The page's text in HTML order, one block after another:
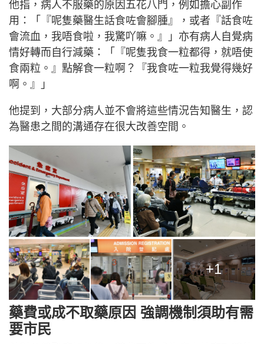
他指，病人不服藥的原因五花八門，例如擔心副作
用：「『呢隻藥醫生話食咗會腳腫』，或者『話食咗
會流血，我唔食啦，我驚吖嘛。』」亦有病人自覺病
情好轉而自行減藥：「『呢隻我食一粒都得，就唔使
食兩粒。』點解食一粒啊？『我食咗一粒我覺得幾好
啊。』」
他提到，大部分病人並不會將這些情況告知醫生，認
為醫患之間的溝通存在很大改善空間。
+1
藥費或成不取藥原因 強調機制須助有需
要市民